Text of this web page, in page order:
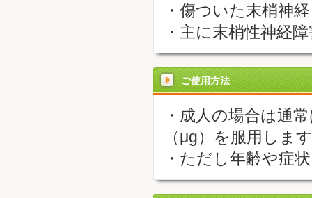
・傷ついた末梢神
・主に末梢性神経
ご使用方法
・成人の場合は通
（μg）を服用しま
・ただし年齢や症